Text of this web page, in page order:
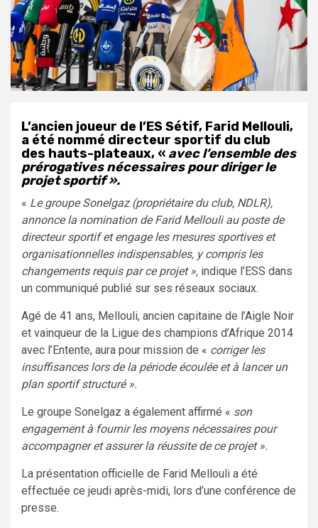
L’ancien joueur de l’ES Sétif, Farid Mellouli,
a été nommé directeur sportif du club
des hauts-plateaux, « avec l’ensemble des
prérogatives nécessaires pour diriger le
projet sportif ».
« Le groupe Sonelgaz (propriétaire du club, NDLR),
annonce la nomination de Farid Mellouli au poste de
directeur sportif et engage les mesures sportives et
organisationnelles indispensables, y compris les
changements requis par ce projet », indique l’ESS dans
un communiqué publié sur ses réseaux sociaux.
Agé de 41 ans, Mellouli, ancien capitaine de l’Aigle Noir
et vainqueur de la Ligue des champions d’Afrique 2014
avec l’Entente, aura pour mission de « corriger les
insuffisances lors de la période écoulée et à lancer un
plan sportif structuré ».
Le groupe Sonelgaz a également affirmé « son
engagement à fournir les moyens nécessaires pour
accompagner et assurer la réussite de ce projet ».
La présentation officielle de Farid Mellouli a été
effectuée ce jeudi après-midi, lors d’une conférence de
presse.